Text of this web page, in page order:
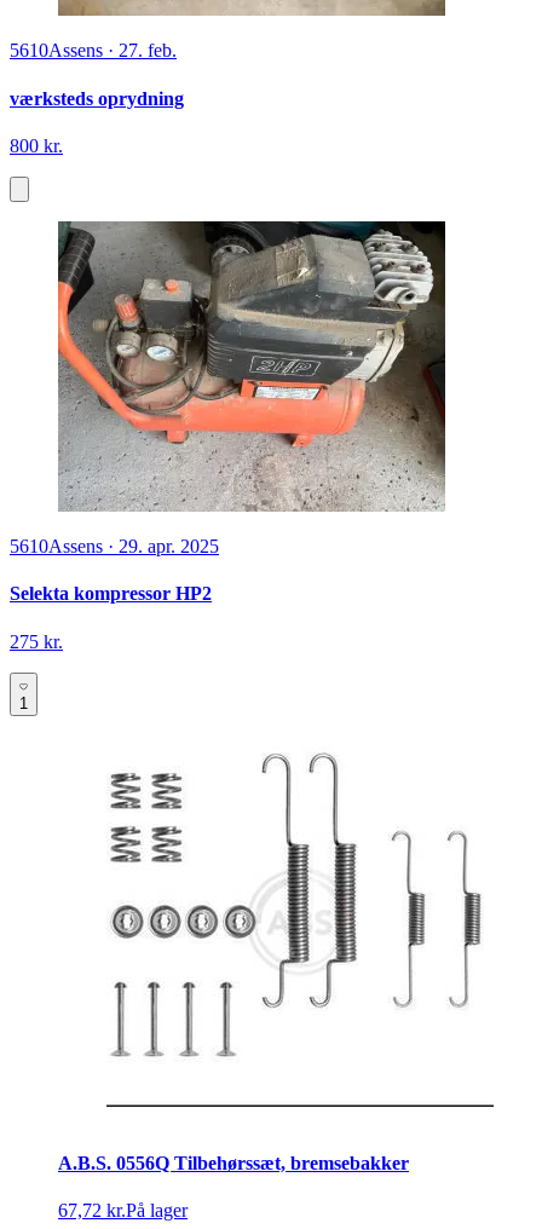
5610Assens · 27. feb.
værksteds oprydning
800 kr.
5610Assens · 29. apr. 2025
Selekta kompressor HP2
275 kr.
1
A.B.S. 0556Q Tilbehørssæt, bremsebakker
67,72 kr.På lager